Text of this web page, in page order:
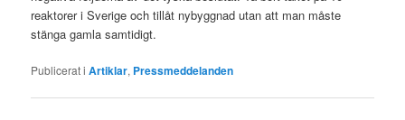
reaktorer i Sverige och tillåt nybyggnad utan att man måste
stänga gamla samtidigt.
Publicerat i Artiklar, Pressmeddelanden